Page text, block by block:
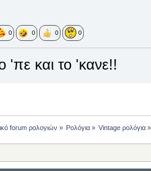
0 0 0 0
'πε και το 'κανε!!
forum ρολογιών » Ρολόγια » Vintage ρολόγια »